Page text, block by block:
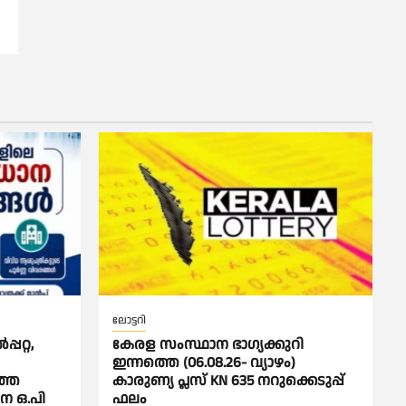
ഒ.പി
ലോട്ടറി
കേരള സംസ്ഥാന ഭാഗ്യക്കുറി
ഇന്നത്തെ (06.08.26- വ്യാഴം)
കാരുണ്യ പ്ലസ് KN 635 നറുക്കെടുപ്പ്
ഫലം